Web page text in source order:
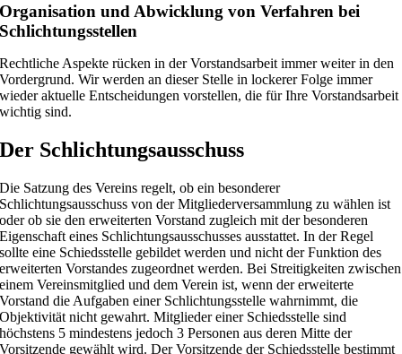
Organisation und Abwicklung von Verfahren bei
Schlichtungsstellen
Rechtliche Aspekte rücken in der Vorstandsarbeit immer weiter in den
Vordergrund. Wir werden an dieser Stelle in lockerer Folge immer
wieder aktuelle Entscheidungen vorstellen, die für Ihre Vorstandsarbeit
wichtig sind.
Der Schlichtungsausschuss
Die Satzung des Vereins regelt, ob ein besonderer
Schlichtungsausschuss von der Mitgliederversammlung zu wählen ist
oder ob sie den erweiterten Vorstand zugleich mit der besonderen
Eigenschaft eines Schlichtungsausschusses ausstattet. In der Regel
sollte eine Schiedsstelle gebildet werden und nicht der Funktion des
erweiterten Vorstandes zugeordnet werden. Bei Streitigkeiten zwischen
einem Vereinsmitglied und dem Verein ist, wenn der erweiterte
Vorstand die Aufgaben einer Schlichtungsstelle wahrnimmt, die
Objektivität nicht gewahrt. Mitglieder einer Schiedsstelle sind
höchstens 5 mindestens jedoch 3 Personen aus deren Mitte der
Vorsitzende gewählt wird. Der Vorsitzende der Schiedsstelle bestimmt